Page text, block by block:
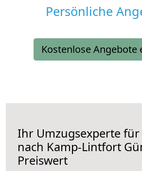
Persönliche
Kostenlose Angebote
Ihr Umzugsexperte für
nach Kamp-Lintfort
Preiswert